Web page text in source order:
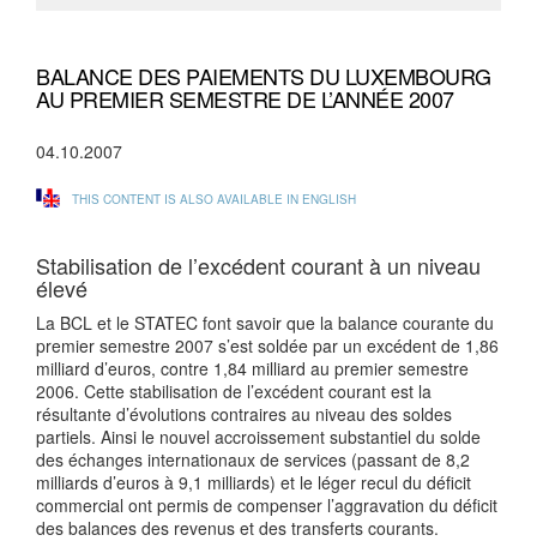
BALANCE DES PAIEMENTS DU LUXEMBOURG
AU PREMIER SEMESTRE DE L’ANNÉE 2007
04.10.2007
THIS CONTENT IS ALSO AVAILABLE IN ENGLISH
Stabilisation de l’excédent courant à un niveau
élevé
La BCL et le STATEC font savoir que la balance courante du
premier semestre 2007 s’est soldée par un excédent de 1,86
milliard d’euros, contre 1,84 milliard au premier semestre
2006. Cette stabilisation de l’excédent courant est la
résultante d’évolutions contraires au niveau des soldes
partiels. Ainsi le nouvel accroissement substantiel du solde
des échanges internationaux de services (passant de 8,2
milliards d’euros à 9,1 milliards) et le léger recul du déficit
commercial ont permis de compenser l’aggravation du déficit
des balances des revenus et des transferts courants.